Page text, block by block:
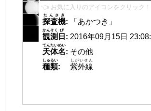
👈 お気に入りのアイコンをクリック！
探査機
たんさき
:
「あかつき」
観測
かんそく
日
び
: 2016年09月15日
天体名
てんたいめい
: その他
種類
しゅるい
: 紫外線
しがいせん